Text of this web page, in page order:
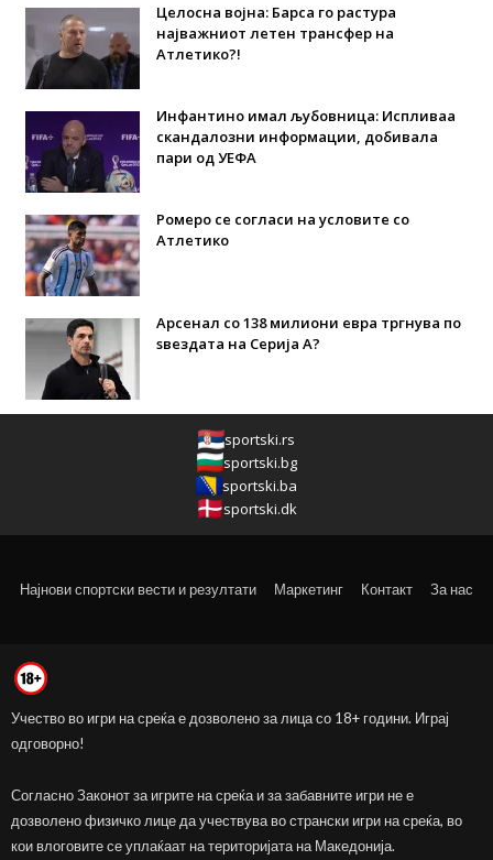
Целосна војна: Барса го растура
најважниот летен трансфер на
Атлетико?!
Инфантино имал љубовница: Испливаа
скандалозни информации, добивала
пари од УЕФА
Ромеро се согласи на условите со
Атлетико
Арсенал со 138 милиони евра тргнува по
ѕвездата на Серија А?
sportski.rs
sportski.bg
sportski.ba
sportski.dk
Најнови спортски вести и резултати Маркетинг Контакт За нас
Учество во игри на среќа е дозволено за лица со 18+ години. Играј
одговорно!
Согласно Законот за игрите на среќа и за забавните игри не е
дозволено физичко лице да учествува во странски игри на среќа, во
кои влоговите се уплаќаат на територијата на Македонија.